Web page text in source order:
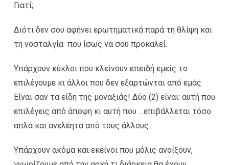
Γιατί;
Διότι δεν σου αφήνει ερωτηματικά παρά τη θλίψη και
τη νοσταλγία που ίσως να σου προκαλεί.
Υπάρχουν κύκλοι που κλείνουν επειδή εμείς το
επιλέγουμε κι άλλοι που δεν εξαρτώνται από εμάς.
Είναι σαν τα είδη της μοναξιάς! Δύο (2) είναι: αυτή που
επιλέγεις από άποψη κι αυτή που …επιβάλλεται τόσο
απλά και ανελέητα από τους άλλους…
Υπάρχουν ακόμα και εκείνοι που μόλις ανοίξουν,